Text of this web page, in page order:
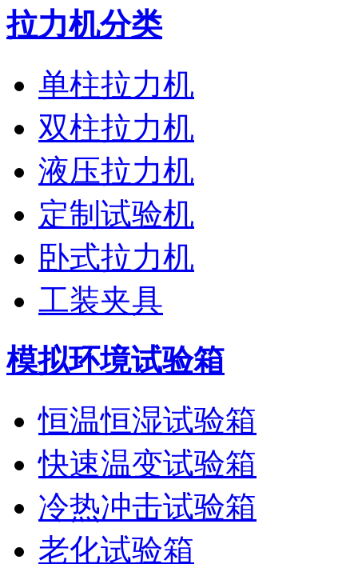
拉力机分类
单柱拉力机
双柱拉力机
液压拉力机
定制试验机
卧式拉力机
工装夹具
模拟环境试验箱
恒温恒湿试验箱
快速温变试验箱
冷热冲击试验箱
老化试验箱